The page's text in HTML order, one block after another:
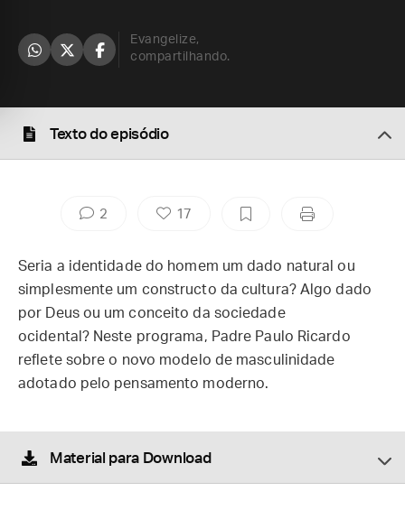
Evangelize,
compartilhando.
Texto do episódio
2 17
Seria a identidade do homem um dado natural ou
simplesmente um constructo da cultura? Algo dado
por Deus ou um conceito da sociedade
ocidental? Neste programa, Padre Paulo Ricardo
reflete sobre o novo modelo de masculinidade
adotado pelo pensamento moderno.
Material para Download